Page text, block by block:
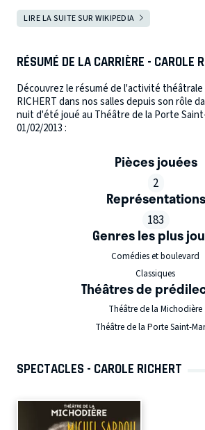
LIRE LA SUITE SUR WIKIPEDIA
RÉSUMÉ DE LA CARRIÈRE - CAROLE
Découvrez le résumé de l'activité
RICHERT dans nos salles depuis son rôle
nuit d'été joué au Théâtre de la Porte
01/02/2013 :
Pièces jouées
2
Représentations
183
Genres les plus
Comédies et boulevard
Classiques
Théâtres de
Théâtre de la Michodière
Théâtre de la Porte Saint-
SPECTACLES - CAROLE RICHERT